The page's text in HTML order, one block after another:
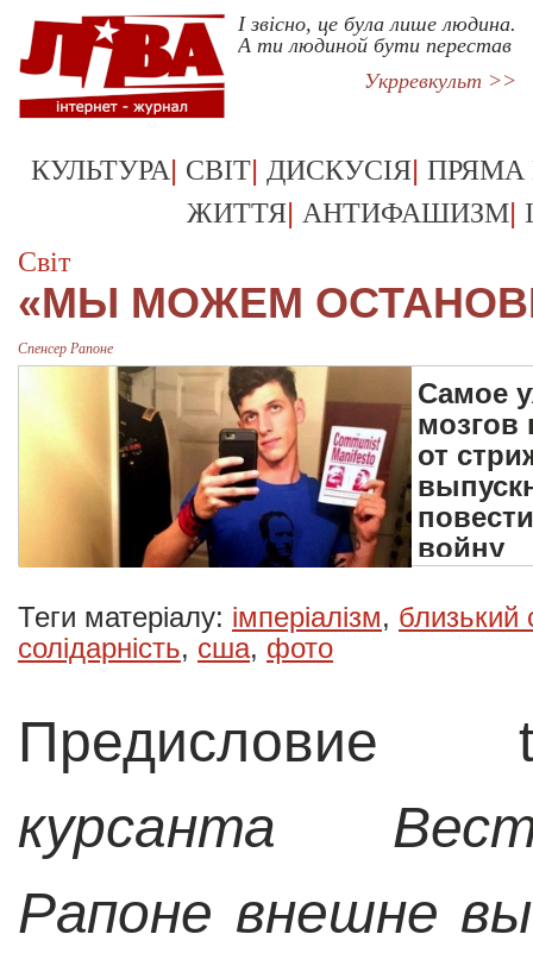
І звісно, це була лише людина.
А ти людиной бути перестав
Укрревкульт >>
КУЛЬТУРА| СВІТ| ДИСКУСІЯ| ПРЯМА
ЖИТТЯ| АНТИФАШИЗМ|
Світ
«МЫ МОЖЕМ
Спенсер Рапоне
Самое
мозгов
от
войну
Теги матеріалу: імперіалізм, близький
солідарність, сша, фото
курсанта
Рапоне внешне